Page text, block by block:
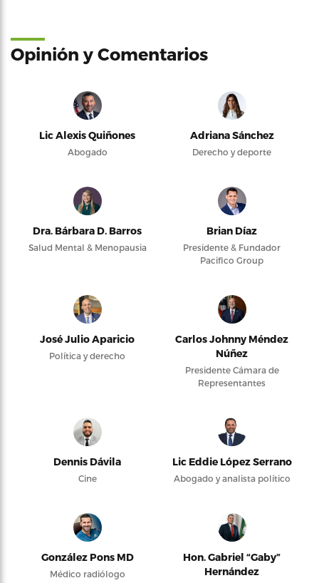
Opinión y Comentarios
Lic Alexis Quiñones
Abogado
Adriana Sánchez
Derecho y deporte
Dra. Bárbara D. Barros
Salud Mental & Menopausia
Brian Díaz
Presidente & Fundador
Pacifico Group
José Julio Aparicio
Política y derecho
Carlos Johnny Méndez
Núñez
Presidente Cámara de
Representantes
Dennis Dávila
Cine
Lic Eddie López Serrano
Abogado y analista político
González Pons MD
Médico radiólogo
Hon. Gabriel “Gaby”
Hernández